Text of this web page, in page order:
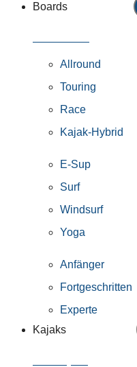
Boards
Allround
Touring
Race
Kajak-Hybrid
E-Sup
Surf
Windsurf
Yoga
Anfänger
Fortgeschritten
Experte
Kajaks